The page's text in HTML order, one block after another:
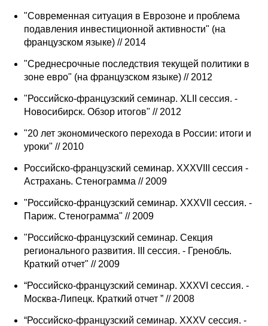
Информация для авторов
Общие требования
Стандарты оформления
Семинары
Энергетический семинар
Российско-французский семинар
Отрасли и регионы
Inforum
Ученый совет
Материалы
"Современная ситуация в Еврозоне и проблема
подавления инвестиционной активности" (на
французском языке) // 2014
"Среднесрочные последствия текущей политики в
зоне евро" (на французском языке) // 2012
"Российско-французский семинар. XLII сессия. -
Новосибирск. Обзор итогов" // 2012
"20 лет экономического перехода в России: итоги и
уроки" // 2010
Российско-французский семинар. XXXVIII сессия -
Астрахань. Стенограмма // 2009
"Российско-французский семинар. XXXVII сессия. -
Париж. Стенограмма" // 2009
"Российско-французский семинар. Секция
регионального развития. III сессия. - Гренобль.
Краткий отчет" // 2009
“Российско-французский семинар. XXXVI сессия. -
Москва-Липецк. Краткий отчет ” // 2008
“Российско-французский семинар. XXXV сессия. -